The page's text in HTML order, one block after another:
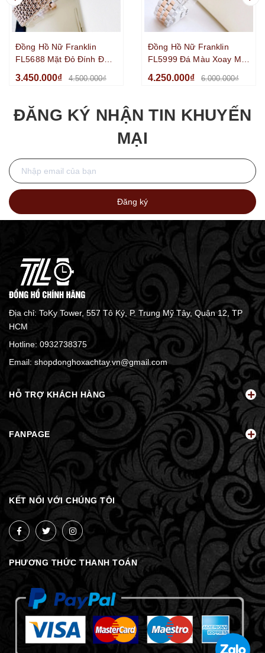
Đồng Hồ Nữ Franklin
FL5688 Mặt Đỏ Đính Đá
Size 29mm
3.450.000₫ 4.500.000₫
Đồng Hồ Nữ Franklin
FL5999 Đá Màu Xoay Mặt
Sapphire Dây Kim Loại
4.250.000₫ 6.000.000₫
ĐĂNG KÝ NHẬN TIN KHUYẾN
MẠI
Đăng ký
Địa chỉ: ToKy Tower, 557 Tô Ký, P. Trung Mỹ Tây, Quận 12, TP
HCM
Hotline: 0932738375
Email: shopdonghoxachtay.vn@gmail.com
HỖ TRỢ KHÁCH HÀNG
FANPAGE
KẾT NỐI VỚI CHÚNG TÔI
PHƯƠNG THỨC THANH TOÁN